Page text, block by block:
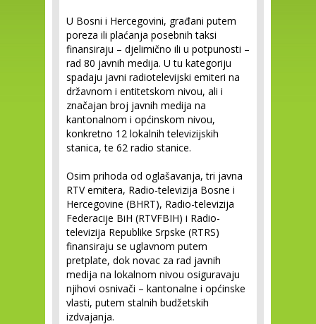
U Bosni i Hercegovini, građani putem
poreza ili plaćanja posebnih taksi
finansiraju – djelimično ili u potpunosti –
rad 80 javnih medija. U tu kategoriju
spadaju javni radiotelevijski emiteri na
državnom i entitetskom nivou, ali i
značajan broj javnih medija na
kantonalnom i općinskom nivou,
konkretno 12 lokalnih televizijskih
stanica, te 62 radio stanice.
Osim prihoda od oglašavanja, tri javna
RTV emitera, Radio-televizija Bosne i
Hercegovine (BHRT), Radio-televizija
Federacije BiH (RTVFBIH) i Radio-
televizija Republike Srpske (RTRS)
finansiraju se uglavnom putem
pretplate, dok novac za rad javnih
medija na lokalnom nivou osiguravaju
njihovi osnivači – kantonalne i općinske
vlasti, putem stalnih budžetskih
izdvajanja.